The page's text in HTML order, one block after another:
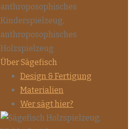
Über Sägefisch
Design & Fertigung
Materialien
Wer sägt hier?